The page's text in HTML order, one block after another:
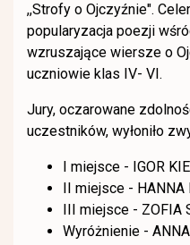
,,Strofy o Ojczyźnie".
popularyzacja poezji
wzruszające wiersze o
uczniowie klas IV- VI.
Jury, oczarowane
uczestników, wyłoniło
I miejsce - IGOR
II miejsce - HANNA
III miejsce - ZOFIA
Wyróżnienie -